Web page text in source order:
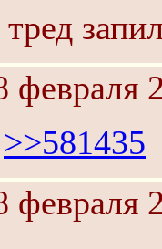
февраля
>>581435
февраля